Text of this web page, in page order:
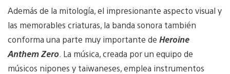
Además de la mitología, el impresionante aspecto visual y
las memorables criaturas, la banda sonora también
conforma una parte muy importante de Heroine
Anthem Zero . La música, creada por un equipo de
músicos nipones y taiwaneses, emplea instrumentos